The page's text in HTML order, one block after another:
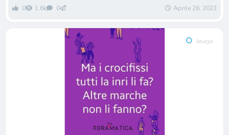
0 1.6k 0 Aprile 26, 2023
Image